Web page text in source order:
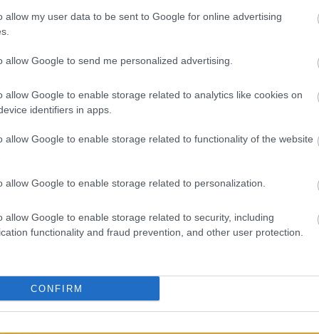
allow my user data to be sent to Google for online advertising
allow Google to send me personalized advertising.
allow Google to enable storage related to analytics like cookies on
identifiers in apps.
allow Google to enable storage related to functionality of the website
allow Google to enable storage related to personalization.
allow Google to enable storage related to security, including
functionality and fraud prevention, and other user protection.
CONFIRM
Μέσω myAADE οι δηλώσεις
απαλλαγής ΕΝΦΙΑ για τις πυρκαγιές
Newsroom
ΑΑΔΕ: Ξεκινά από 14/11 το μητρώο
Newsroom
10:57
10:21